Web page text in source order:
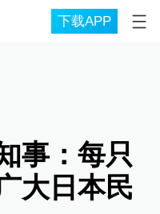
下载APP
事：每只
大日本民